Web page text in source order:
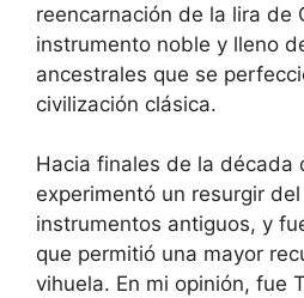
reencarnación de la lira de
instrumento noble y lleno
ancestrales que se
civilización clásica.
Hacia finales de la década
experimentó un resurgir
instrumentos antiguos, y
que permitió una mayor
vihuela. En mi opinión, fue